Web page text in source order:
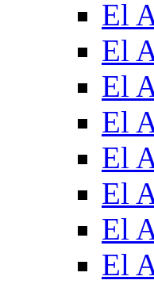
El
El
El
El
El
El
El
El